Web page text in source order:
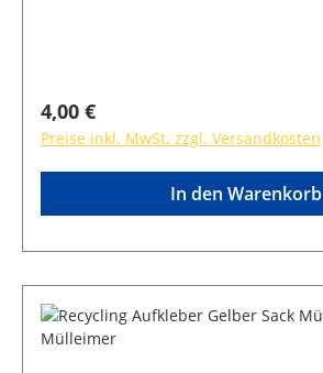
Regulärer Preis:
4,00 €
Preise inkl. MwSt. zzgl. Versandkosten
In den Warenkorb